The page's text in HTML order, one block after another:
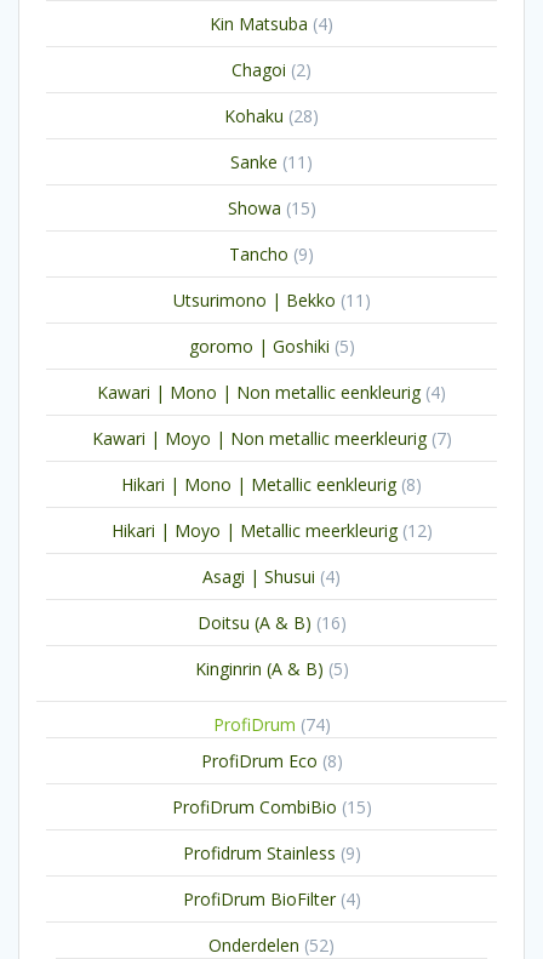
Kin Matsuba 44
producten
Chagoi 22
producten
Kohaku 2828
producten
Sanke 11 11
producten
Showa 1515
producten
Tancho 99
producten
Utsurimono | Bekko 11 11
producten
goromo | Goshiki 55
producten
Kawari | Mono | Non metallic eenkleurig 44
producten
Kawari | Moyo | Non metallic meerkleurig 77
producten
Hikari | Mono | Metallic eenkleurig 88
producten
Hikari | Moyo | Metallic meerkleurig 1212
producten
Asagi | Shusui 44
producten
Doitsu (A & B) 1616
producten
Kinginrin (A & B) 55
ProfiDrum 7474
ProfiDrum Eco 88
producten
ProfiDrum CombiBio 1515
producten
Profidrum Stainless 99
producten
ProfiDrum BioFilter 44
producten
Onderdelen 5252